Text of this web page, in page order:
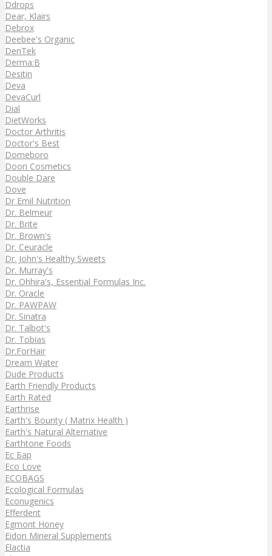
Ddrops
Dear, Klairs
Debrox
Deebee's Organic
DenTek
Derma:B
Desitin
Deva
DevaCurl
Dial
DietWorks
Doctor Arthritis
Doctor's Best
Domeboro
Doori Cosmetics
Double Dare
Dove
Dr Emil Nutrition
Dr. Belmeur
Dr. Brite
Dr. Brown's
Dr. Ceuracle
Dr. John's Healthy Sweets
Dr. Murray's
Dr. Ohhira's, Essential Formulas Inc.
Dr. Oracle
Dr. PAWPAW
Dr. Sinatra
Dr. Talbot's
Dr. Tobias
Dr.ForHair
Dream Water
Dude Products
Earth Friendly Products
Earth Rated
Earthrise
Earth's Bounty ( Matrix Health )
Earth's Natural Alternative
Earthtone Foods
Ec Бар
Eco Love
ECOBAGS
Ecological Formulas
Econugenics
Efferdent
Egmont Honey
Eidon Mineral Supplements
Elactia